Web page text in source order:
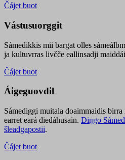
Čájet buot
Vástusuorggit
Sámedikkis mii bargat olles
ja kultuvrras livčče eallinsadji
Čájet buot
Áigeguovdil
Sámediggi muitala doaimmaidis
earret eará dieđáhusain. Diŋgo
šleađgapostii.
Čájet buot